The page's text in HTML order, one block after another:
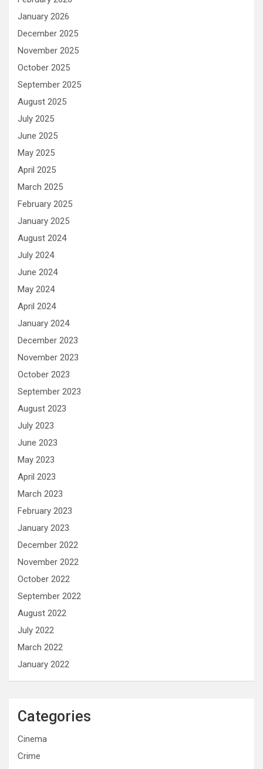
January 2026
December 2025
November 2025
October 2025
September 2025
August 2025
July 2025
June 2025
May 2025
April 2025
March 2025
February 2025
January 2025
August 2024
July 2024
June 2024
May 2024
April 2024
January 2024
December 2023
November 2023
October 2023
September 2023
August 2023
July 2023
June 2023
May 2023
April 2023
March 2023
February 2023
January 2023
December 2022
November 2022
October 2022
September 2022
August 2022
July 2022
March 2022
January 2022
Categories
Cinema
Crime